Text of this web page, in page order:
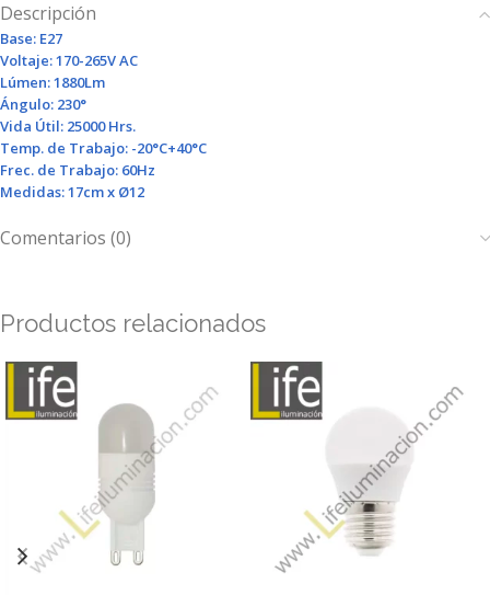
Descripción
Base: E27
Voltaje: 170-265V AC
Lúmen: 1880Lm
Ángulo: 230°
Vida Útil: 25000 Hrs.
Temp. de Trabajo: -20°C+40°C
Frec. de Trabajo: 60Hz
Medidas: 17cm x Ø12
Comentarios (0)
Productos relacionados